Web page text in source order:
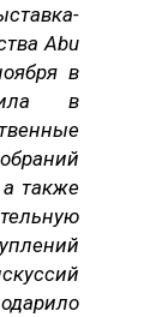
Abu
в
в
также